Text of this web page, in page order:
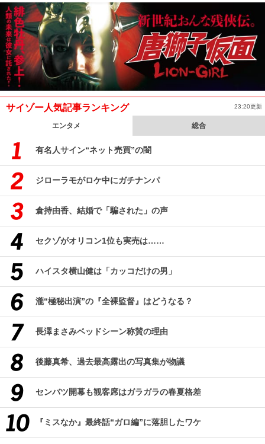
サイゾー人気記事ランキング 23:20更新
エンタメ 総合
有名人サイン“ネット売買”の闇
ジローラモがロケ中にガチナンパ
倉持由香、結婚で「騙された」の声
セクゾがオリコン1位も実売は……
ハイスタ横山健は「カッコだけの男」
瀧“極秘出演”の『全裸監督』はどうなる？
長澤まさみベッドシーン称賛の理由
後藤真希、過去最高露出の写真集が物議
センバツ開幕も観客席はガラガラの春夏格差
『ミスなか』最終話“ガロ編”に落胆したワケ